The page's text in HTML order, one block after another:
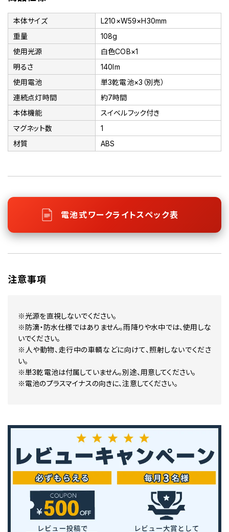
本体サイズ
L210×W59×H30mm
重量
108g
使用光源
白色COB×1
明るさ
140lm
使用電池
単3乾電池×3（別売）
連続点灯時間
約7時間
本体機能
スイベルフック付き
マグネット数
1
材質
ABS
電池式ワークライトスペック表
注意事項
※光源を直視しないでください。
※防滴・防水仕様ではありません。雨降りや水中では、使用しな
いでください。
※人や動物、走行中の車輌などに向けて、照射しないでくださ
い。
※単3乾電池は付属していません。別途、用意してください。
※電池のプラスマイナスの向きに、注意してください。